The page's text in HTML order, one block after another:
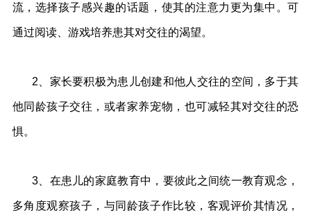
流，选择孩子感兴趣的话题，使其的注意力更为集中。可
通过阅读、游戏培养患其对交往的渴望。
2、家长要积极为患儿创建和他人交往的空间，多于其
他同龄孩子交往，或者家养宠物，也可减轻其对交往的恐
惧。
3、在患儿的家庭教育中，要彼此之间统一教育观念，
多角度观察孩子，与同龄孩子作比较，客观评价其情况，